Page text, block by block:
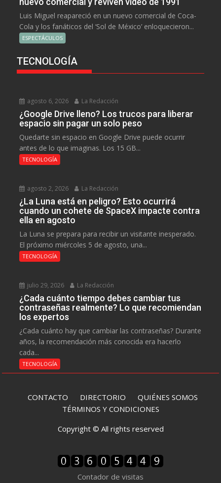
Luis Miguel reapareció en un nuevo comercial de Coca-
Cola y los fanáticos del ‘Sol de México’ enloquecieron...
ESPECTÁCULOS
TECNOLOGÍA
agosto 6, 2026 La Redacción
¿Google Drive lleno? Los trucos para liberar
espacio sin pagar un solo peso
Quedarte sin espacio en Google Drive puede ocurrir
antes de lo que imaginas. Los 15 GB...
TECNOLOGÍA
agosto 2, 2026 La Redacción
¿La Luna está en peligro? Esto ocurrirá
cuando un cohete de SpaceX impacte contra
ella en agosto
La Luna se prepara para recibir un visitante inesperado.
El próximo miércoles 5 de agosto, una...
TECNOLOGÍA
julio 29, 2026 La Redacción
¿Cada cuánto tiempo debes cambiar tus
contraseñas realmente? Lo que recomiendan
los expertos
¿Cada cuánto hay que cambiar las contraseñas? Durante
años, la recomendación más conocida era hacerlo
cada...
TECNOLOGÍA
CONTACTO DIRECTORIO QUIÉNES SOMOS
TÉRMINOS Y CONDICIONES
Copyright © All rights reserved
Contador de visitas